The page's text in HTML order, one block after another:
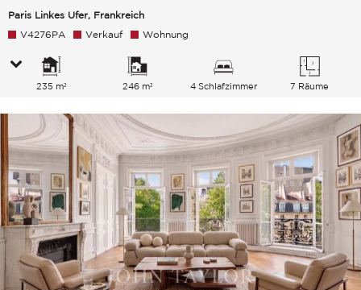
Paris Linkes Ufer, Frankreich
V4276PA Verkauf Wohnung
235 m² 246 m² 4 Schlafzimmer 7 Räume